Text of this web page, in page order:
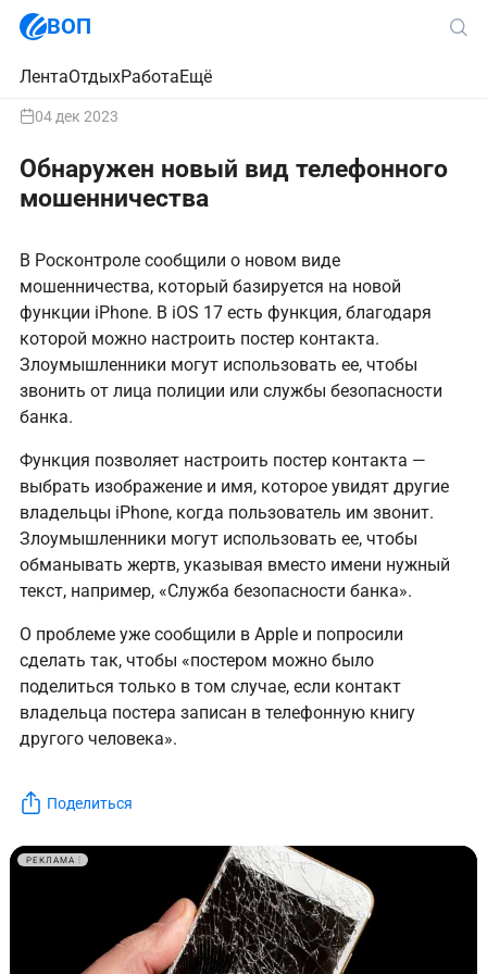
ВОП
ЛентаОтдыхРаботаЕщё
04 дек 2023
Обнаружен новый вид телефонного
мошенничества
В Росконтроле сообщили о новом виде
мошенничества, который базируется на новой
функции iPhone. В iOS 17 есть функция, благодаря
которой можно настроить постер контакта.
Злоумышленники могут использовать ее, чтобы
звонить от лица полиции или службы безопасности
банка.
Функция позволяет настроить постер контакта —
выбрать изображение и имя, которое увидят другие
владельцы iPhone, когда пользователь им звонит.
Злоумышленники могут использовать ее, чтобы
обманывать жертв, указывая вместо имени нужный
текст, например, «Служба безопасности банка».
О проблеме уже сообщили в Apple и попросили
сделать так, чтобы «постером можно было
поделиться только в том случае, если контакт
владельца постера записан в телефонную книгу
другого человека».
Поделиться
РЕКЛАМА